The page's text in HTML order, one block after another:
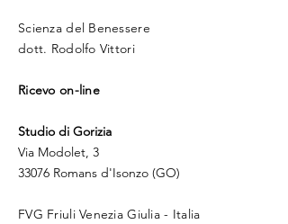
Scienza del Benessere
dott. Rodolfo Vittori
Ricevo on-line
Studio di Gorizia
Via Modolet, 3
33076 Romans d'Isonzo (GO)
FVG Friuli Venezia Giulia - Italia